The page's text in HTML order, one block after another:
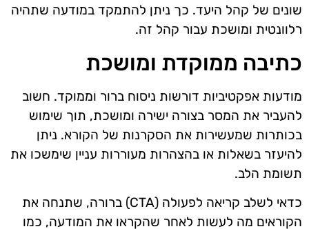
שונים של קהל היעד. כך ניתן להתמקד במודעה שתהיה
רלוונטית ומושכת עבור קהל זה.
כתיבה ממוקדת ומושכת
מודעות אפקטיביות דורשות ניסוח ברור וממוקד. חשוב
להעביר את המסר בצורה ישירה ומושכת, תוך שימוש
בכותרות שמעשירות את הסקרנות של הקורא. ניתן
להיעזר בשאלות או בהצהרות מעוררות עניין שימשכו את
תשומת הלב.
כדאי לשלב קריאה לפעולה (CTA) ברורה, שתנחה את
הקוראים מה לעשות לאחר שהקראו את המודעה, כמו